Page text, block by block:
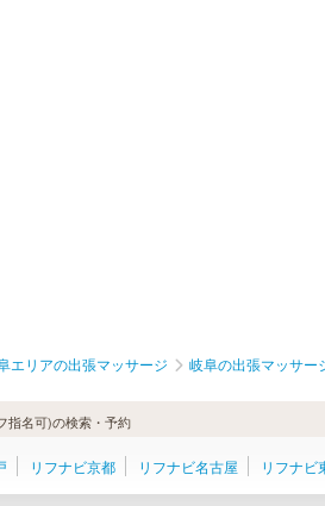
エリアの出張マッサージ 岐阜の出張マッサー
指名可)の検索・予約
リフナビ京都 リフナビ名古屋 リフナビ